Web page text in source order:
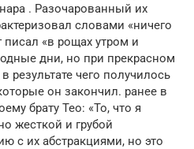
. Разочарованный их
словами «ничего
писал «в рощах утром и
дни, но при прекрасном
результате чего получилось
он закончил. ранее в
брату Тео: «То, что я
жесткой и грубой
с их абстракциями, но это